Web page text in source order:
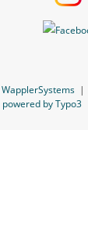
WapplerSystems
powered by Typo3